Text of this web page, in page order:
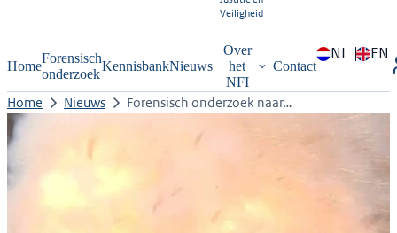
Veiligheid
Home
Forensisch
onderzoek
KennisbankNieuws
Over
het
NFI
Contact
NL EN
Home Nieuws Forensisch onderzoek naar…